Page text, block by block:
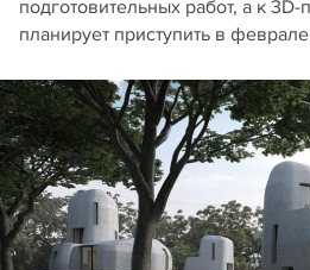
подготовительных работ, а к
планирует приступить в